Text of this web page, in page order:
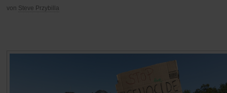
von Steve Przybilla